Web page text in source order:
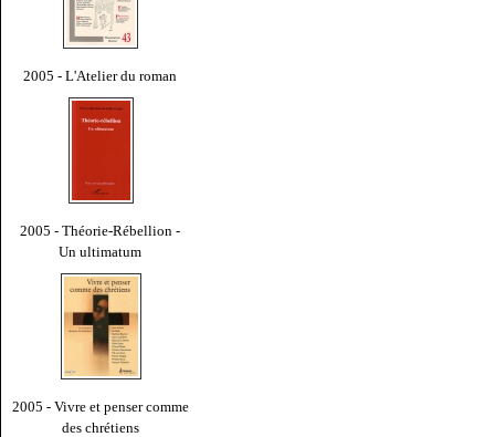
2005 - L'Atelier du roman
2005 - Théorie-Rébellion -
Un ultimatum
2005 - Vivre et penser comme
des chrétiens